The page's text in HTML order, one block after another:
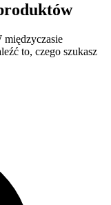
międzyczasie
to, czego szukasz